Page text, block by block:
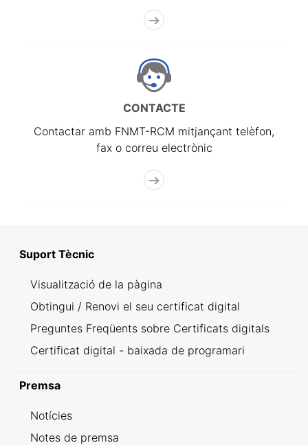
CONTACTE
Contactar amb FNMT-RCM mitjançant telèfon,
fax o correu electrònic
Suport Tècnic
Visualització de la pàgina
Obtingui / Renovi el seu certificat digital
Preguntes Freqüents sobre Certificats digitals
Certificat digital - baixada de programari
Premsa
Notícies
Notes de premsa